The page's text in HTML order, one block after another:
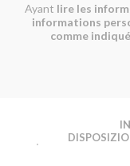
Ayant lire les
informations
comme